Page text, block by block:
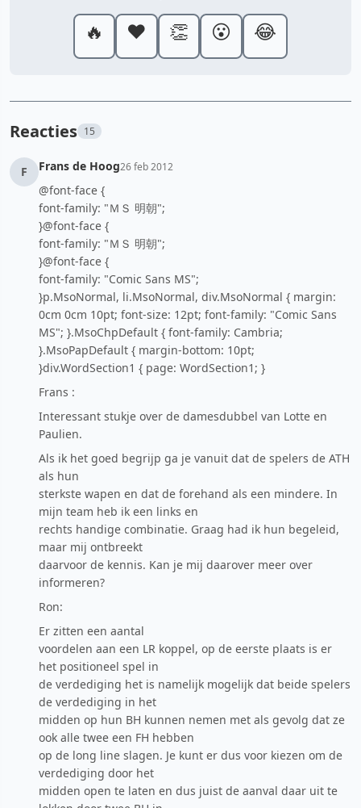
🔥 ❤️ 👏 😮 😂
Reacties 15
F Frans de Hoog26 feb 2012
@font-face {
font-family: "ＭＳ 明朝";
}@font-face {
font-family: "ＭＳ 明朝";
}@font-face {
font-family: "Comic Sans MS";
}p.MsoNormal, li.MsoNormal, div.MsoNormal { margin:
0cm 0cm 10pt; font-size: 12pt; font-family: "Comic Sans
MS"; }.MsoChpDefault { font-family: Cambria;
}.MsoPapDefault { margin-bottom: 10pt;
}div.WordSection1 { page: WordSection1; }
Frans :
Interessant stukje over de damesdubbel van Lotte en
Paulien.
Als ik het goed begrijp ga je vanuit dat de spelers de ATH
als hun
sterkste wapen en dat de forehand als een mindere. In
mijn team heb ik een links en
rechts handige combinatie. Graag had ik hun begeleid,
maar mij ontbreekt
daarvoor de kennis. Kan je mij daarover meer over
informeren?
Ron:
Er zitten een aantal
voordelen aan een LR koppel, op de eerste plaats is er
het positioneel spel in
de verdediging het is namelijk mogelijk dat beide spelers
de verdediging in het
midden op hun BH kunnen nemen met als gevolg dat ze
ook alle twee een FH hebben
op de long line slagen. Je kunt er dus voor kiezen om de
verdediging door het
midden open te laten en dus juist de aanval daar uit te